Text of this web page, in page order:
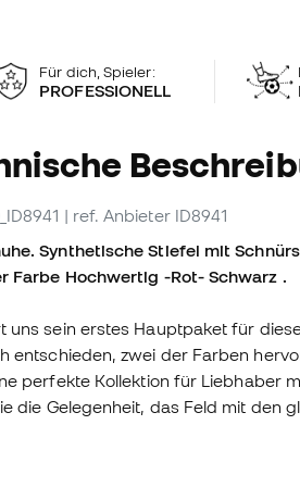
Für dich, Spieler:
PROFESSIONELL
| ref. Anbieter ID8941
Synthetische Stiefel mit
Farbe Hochwertig -Rot- Schwarz .
sein erstes Hauptpaket für
entschieden, zwei der Farben
perfekte Kollektion für Liebhaber
die Gelegenheit, das Feld mit den